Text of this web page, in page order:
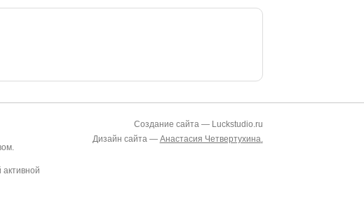
Создание сайта — Luckstudio.ru
Дизайн сайта — Анастасия Четвертухина.